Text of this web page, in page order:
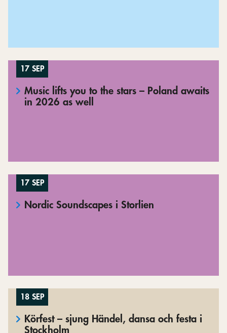
17 SEP
Music lifts you to the stars – Poland awaits
in 2026 as well
17 SEP
Nordic Soundscapes i Storlien
18 SEP
Körfest – sjung Händel, dansa och festa i
Stockholm